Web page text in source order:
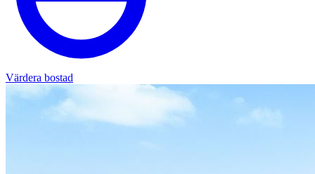
Värdera bostad